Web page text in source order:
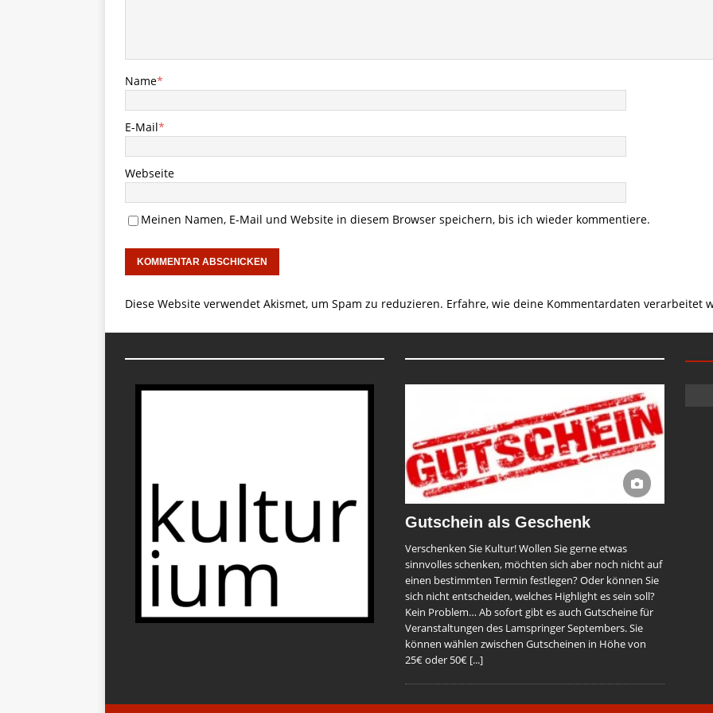
Name*
E-Mail*
Webseite
Meinen Namen, E-Mail und Website in diesem Browser speichern, bis ich wieder kommentiere.
Diese Website verwendet Akismet, um Spam zu reduzieren. Erfahre, wie deine Kommentardaten verarbeitet
Gutschein als Geschenk
Verschenken Sie Kultur! Wollen Sie gerne etwas
sinnvolles schenken, möchten sich aber noch nicht auf
einen bestimmten Termin festlegen? Oder können Sie
sich nicht entscheiden, welches Highlight es sein soll?
Kein Problem… Ab sofort gibt es auch Gutscheine für
Veranstaltungen des Lamspringer Septembers. Sie
können wählen zwischen Gutscheinen in Höhe von
25€ oder 50€ [...]